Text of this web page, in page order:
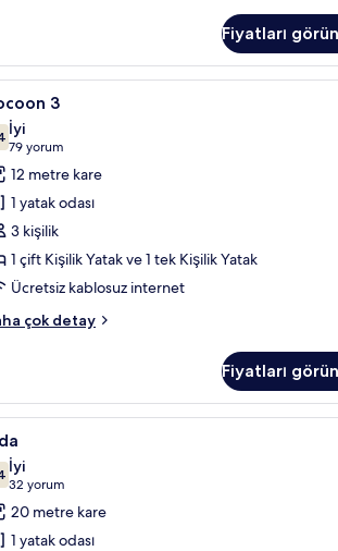
Fiyatları
yatak, ses yalıtımı Cocoon 3 | Kaliteli
5 3
/ 10
İyi
79 yorum
(79
yorum)
12 metre kare
1 yatak odası
3 kişilik
1 çift Kişilik Yatak ve 1 tek Kişilik Yatak
Ücretsiz kablosuz internet
çok detay
Fiyatları
ses yalıtımı Kaliteli yatak takımı,
3
/ 10
İyi
32 yorum
(32
yorum)
20 metre kare
1 yatak odası